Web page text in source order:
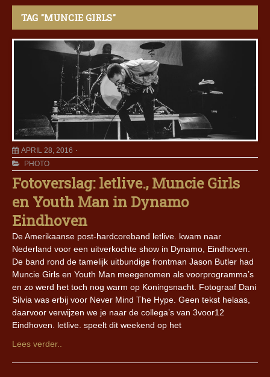
TAG "MUNCIE GIRLS"
APRIL 28, 2016
PHOTO
Fotoverslag: letlive., Muncie Girls
en Youth Man in Dynamo
Eindhoven
De Amerikaanse post-hardcoreband letlive. kwam naar
Nederland voor een uitverkochte show in Dynamo, Eindhoven.
De band rond de tamelijk uitbundige frontman Jason Butler had
Muncie Girls en Youth Man meegenomen als voorprogramma’s
en zo werd het toch nog warm op Koningsnacht. Fotograaf Dani
Silvia was erbij voor Never Mind The Hype. Geen tekst helaas,
daarvoor verwijzen we je naar de collega’s van 3voor12
Eindhoven. letlive. speelt dit weekend op het
Lees verder..